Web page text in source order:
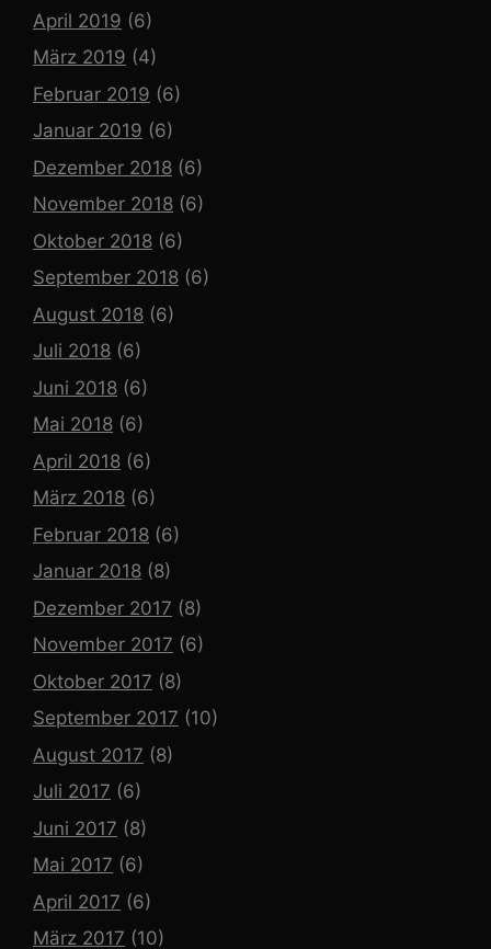
April 2019 (6)
März 2019 (4)
Februar 2019 (6)
Januar 2019 (6)
Dezember 2018 (6)
November 2018 (6)
Oktober 2018 (6)
September 2018 (6)
August 2018 (6)
Juli 2018 (6)
Juni 2018 (6)
Mai 2018 (6)
April 2018 (6)
März 2018 (6)
Februar 2018 (6)
Januar 2018 (8)
Dezember 2017 (8)
November 2017 (6)
Oktober 2017 (8)
September 2017 (10)
August 2017 (8)
Juli 2017 (6)
Juni 2017 (8)
Mai 2017 (6)
April 2017 (6)
März 2017 (10)